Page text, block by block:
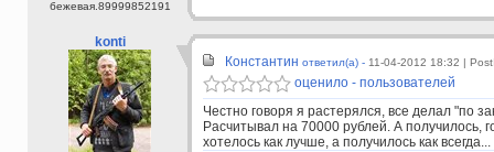
бежевая.89999852191
konti
Константин ответил(а) - 11-04-2012 18:32 |
оценило - пользователей
Честно говоря я растерялся, все делал "по
Расчитывал на 70000 рублей. А получилось,
хотелось как лучше, а получилось как всегда...